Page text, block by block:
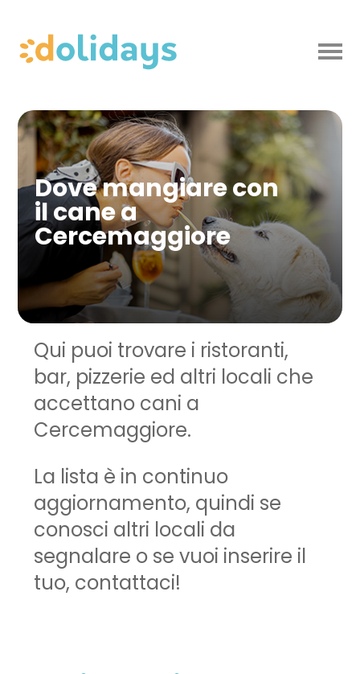
Dove mangiare con
il cane a
Cercemaggiore
Qui puoi trovare i ristoranti,
bar, pizzerie ed altri locali che
accettano cani a
Cercemaggiore.
La lista è in continuo
aggiornamento, quindi se
conosci altri locali da
segnalare o se vuoi inserire il
tuo, contattaci!